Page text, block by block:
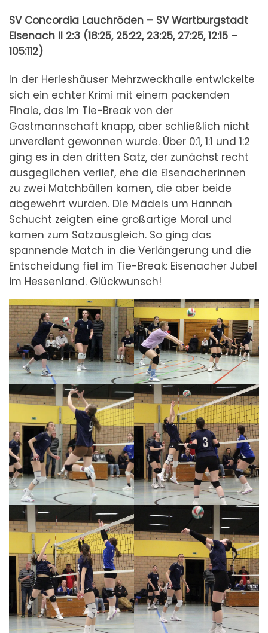
SV Concordia Lauchröden – SV Wartburgstadt
Eisenach II 2:3 (18:25, 25:22, 23:25, 27:25, 12:15 –
105:112)
In der Herleshäuser Mehrzweckhalle entwickelte
sich ein echter Krimi mit einem packenden
Finale, das im Tie-Break von der
Gastmannschaft knapp, aber schließlich nicht
unverdient gewonnen wurde. Über 0:1, 1:1 und 1:2
ging es in den dritten Satz, der zunächst recht
ausgeglichen verlief, ehe die Eisenacherinnen
zu zwei Matchbällen kamen, die aber beide
abgewehrt wurden. Die Mädels um Hannah
Schucht zeigten eine großartige Moral und
kamen zum Satzausgleich. So ging das
spannende Match in die Verlängerung und die
Entscheidung fiel im Tie-Break: Eisenacher Jubel
im Hessenland. Glückwunsch!